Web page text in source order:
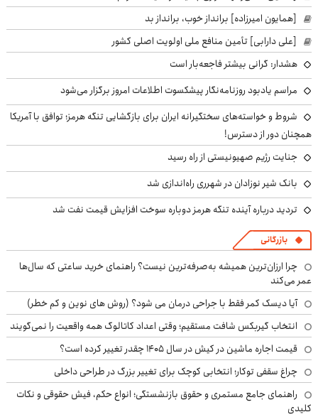
[همایون امیرزاده] برانداز خوب، برانداز بد
[علی دارابی] تأمین منافع ملی اولویت اصلی کشور
هشدار: گرانی بیشتر فاجعه‌بار است
مراسم یادبود روزنامه‌نگار پیشکسوت اطلاعات امروز برگزار می‌شود
شروط و خواسته‌های سختگیرانه ایران برای بازگشایی تنگه هرمز؛ توافق با آمریکا
همچنان دور از دسترس!
جنایت رژیم صهیونیستی از راه رسید
بانک شیر نوزادان در شهرری راه‌اندازی شد
تردید درباره آینده تنگه هرمز دوباره سوخت افزایش قیمت نفت شد
بازرگانی
چرا ارزان‌ترین همیشه به‌صرفه‌ترین نیست؟ راهنمای خرید ساعتی که سال‌ها
عمر می‌کند
آیا دیسک کمر فقط با جراحی درمان می شود؟ (روش های نوین و کم خطر)
انتخاب گیربکس شافت مستقیم؛ وقتی اعداد کاتالوگ همه واقعیت را نمی‌گویند
قیمت اجاره ماشین در کیش در سال ۱۴۰۵ چقدر تغییر کرده است؟
چراغ سقفی توکار؛ انتخابی کوچک برای تغییر بزرگ در طراحی داخلی
راهنمای جامع مستمری و حقوق بازنشستگی؛ انواع حکم، فیش حقوقی و نکات
کلیدی